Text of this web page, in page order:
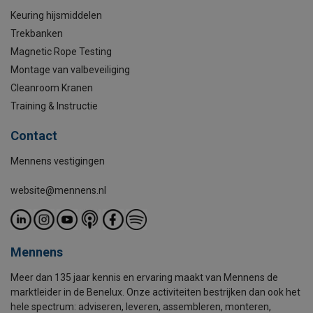
Keuring hijsmiddelen
Trekbanken
Magnetic Rope Testing
Montage van valbeveiliging
Cleanroom Kranen
Training & Instructie
Contact
Mennens vestigingen
website@mennens.nl
Mennens
Meer dan 135 jaar kennis en ervaring maakt van Mennens de
marktleider in de Benelux. Onze activiteiten bestrijken dan ook het
hele spectrum: adviseren, leveren, assembleren, monteren,